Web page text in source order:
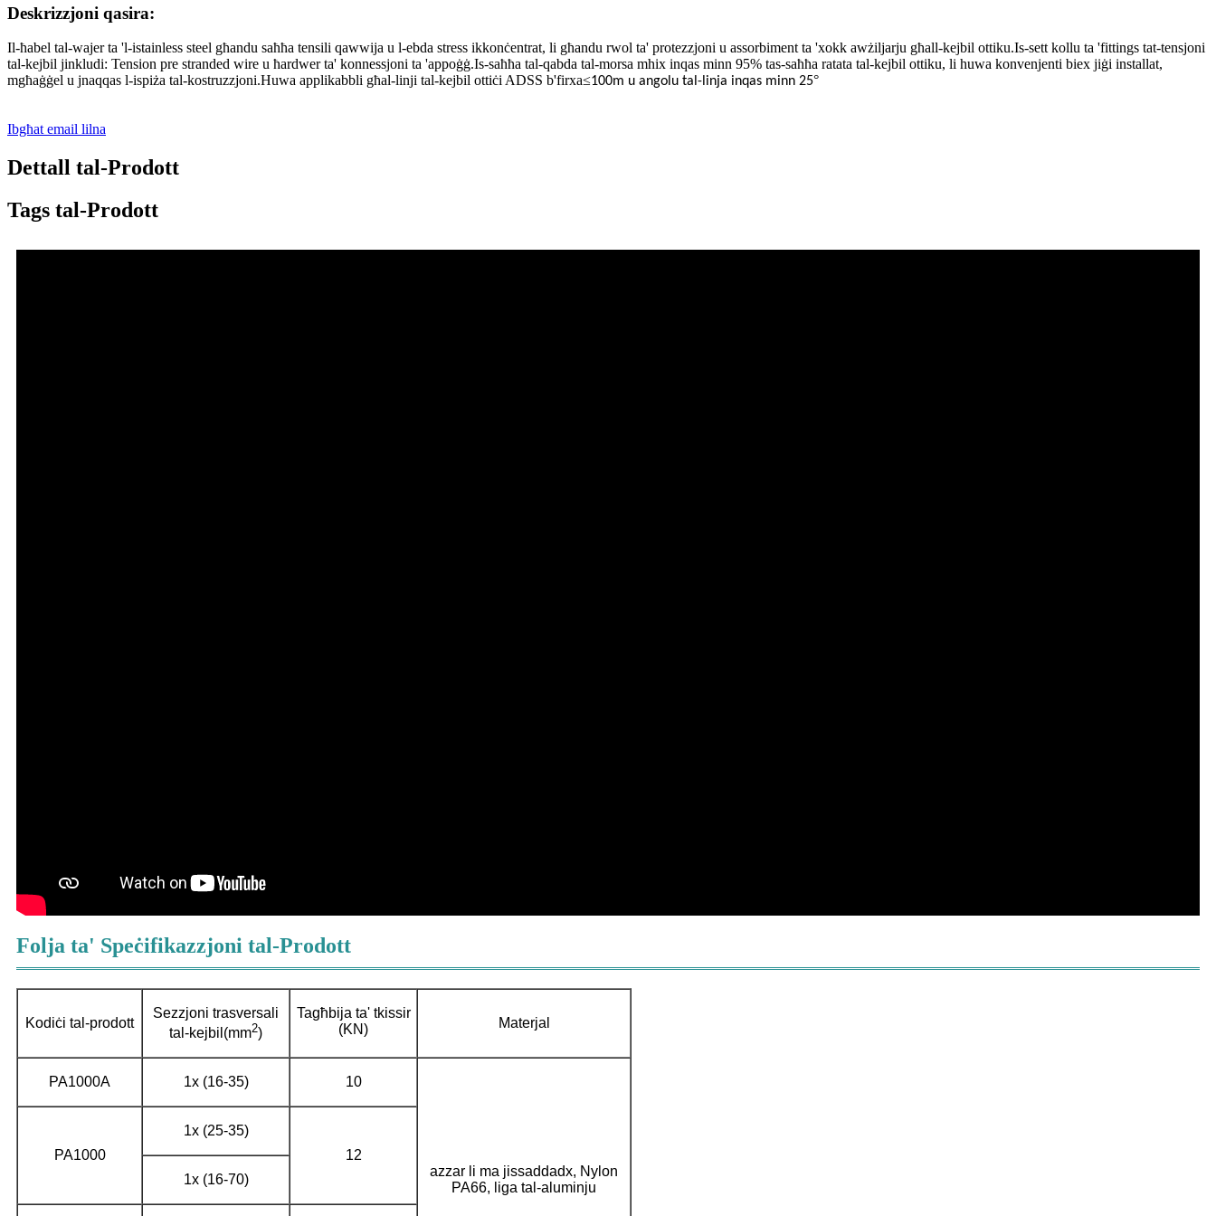
Deskrizzjoni qasira:
Il-ħabel tal-wajer ta 'l-istainless steel għandu saħħa tensili qawwija u l-ebda stress ikkonċentrat, li għandu rwol ta' protezzjoni u assorbiment ta 'xokk awżiljarju għall-kejbil ottiku.Is-sett kollu ta 'fittings tat-tensjoni
tal-kejbil jinkludi: Tension pre stranded wire u ħardwer ta' konnessjoni ta 'appoġġ.Is-saħħa tal-qabda tal-morsa mhix inqas minn 95% tas-saħħa ratata tal-kejbil ottiku, li huwa konvenjenti biex jiġi installat,
mgħaġġel u jnaqqas l-ispiża tal-kostruzzjoni.Huwa applikabbli għal-linji tal-kejbil ottiċi ADSS b'firxa≤100m u angolu tal-linja inqas minn 25°
Ibgħat email lilna
Dettall tal-Prodott
Tags tal-Prodott
Folja ta' Speċifikazzjoni tal-Prodott
Kodiċi tal-prodott
Sezzjoni trasversali
tal-kejbil (mm2)
Tagħbija ta' tkissir
(KN)
Materjal
PA1000A 1x (16-35) 10
azzar li ma jissaddadx, Nylon
PA66, liga tal-aluminju
PA1000
1x (25-35)
12
1x (16-70)